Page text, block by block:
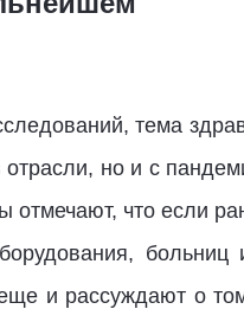
тема
но и с
что если
и рассуждают о